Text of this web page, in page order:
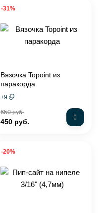
-31%
Вязочка Topoint из
паракорда
+9
650 руб.
450 руб.
-20%